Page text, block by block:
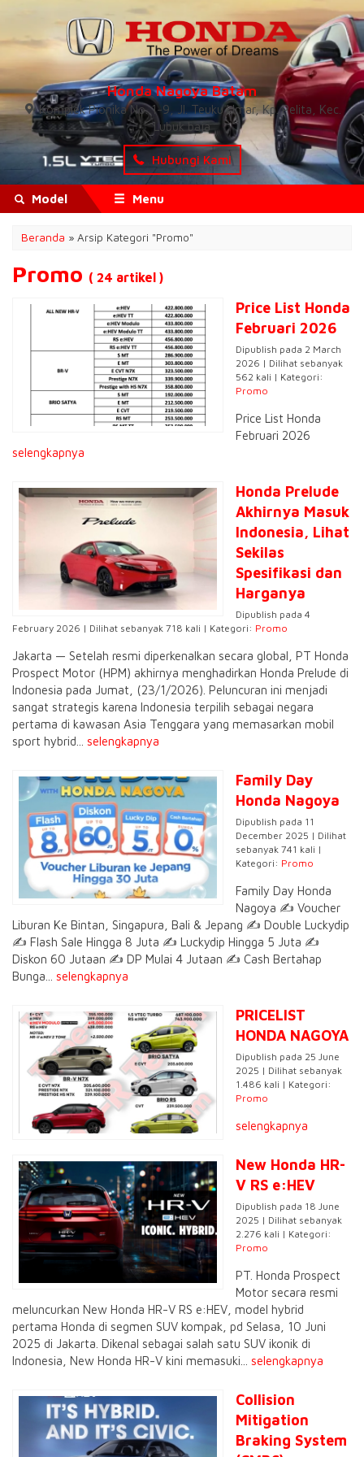
Honda Nagoya Batam
Komplek Pionika No. 1-9, Jl. Teuku Umar, Kp. Pelita, Kec.
Lubuk baja
Hubungi Kami
Model Menu
Beranda » Arsip Kategori "Promo"
Promo ( 24 artikel )
Price List Honda
Februari 2026
Dipublish pada 2 March
2026 | Dilihat sebanyak
562 kali | Kategori:
Promo
Price List Honda
Februari 2026
selengkapnya
Honda Prelude
Akhirnya Masuk
Indonesia, Lihat
Sekilas
Spesifikasi dan
Harganya
Dipublish pada 4
February 2026 | Dilihat sebanyak 718 kali | Kategori: Promo
Jakarta — Setelah resmi diperkenalkan secara global, PT Honda
Prospect Motor (HPM) akhirnya menghadirkan Honda Prelude di
Indonesia pada Jumat, (23/1/2026). Peluncuran ini menjadi
sangat strategis karena Indonesia terpilih sebagai negara
pertama di kawasan Asia Tenggara yang memasarkan mobil
sport hybrid... selengkapnya
Family Day
Honda Nagoya
Dipublish pada 11
December 2025 | Dilihat
sebanyak 741 kali |
Kategori: Promo
Family Day Honda
Nagoya ✍️ Voucher
Liburan Ke Bintan, Singapura, Bali & Jepang ✍️ Double Luckydip
✍️ Flash Sale Hingga 8 Juta ✍️ Luckydip Hingga 5 Juta ✍️
Diskon 60 Jutaan ✍️ DP Mulai 4 Jutaan ✍️ Cash Bertahap
Bunga... selengkapnya
PRICELIST
HONDA NAGOYA
Dipublish pada 25 June
2025 | Dilihat sebanyak
1.486 kali | Kategori:
Promo
selengkapnya
New Honda HR-
V RS e:HEV
Dipublish pada 18 June
2025 | Dilihat sebanyak
2.276 kali | Kategori:
Promo
PT. Honda Prospect
Motor secara resmi
meluncurkan New Honda HR-V RS e:HEV, model hybrid
pertama Honda di segmen SUV kompak, pd Selasa, 10 Juni
2025 di Jakarta. Dikenal sebagai salah satu SUV ikonik di
Indonesia, New Honda HR-V kini memasuki... selengkapnya
Collision
Mitigation
Braking System